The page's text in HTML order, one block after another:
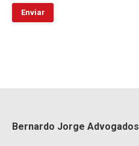
Enviar
Bernardo Jorge Advogados